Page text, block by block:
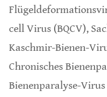
cell Virus (BQCV),
Kaschmir-Bienen-
Chronisches
Bienenparalyse-